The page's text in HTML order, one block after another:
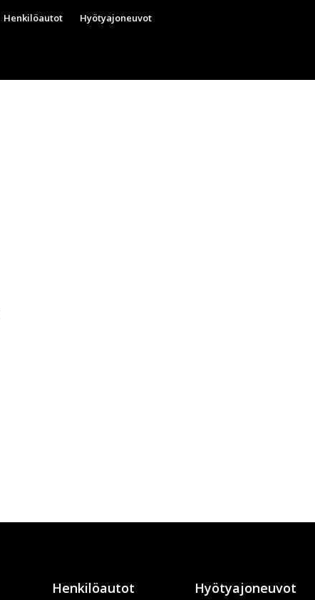
Henkilöautot Hyötyajoneuvot
Henkilöautot Hyötyajoneuvot